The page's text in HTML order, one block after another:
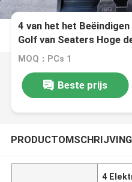
4 van het het
Golf van Seaters Hoge
Klantgerichte Kleur
MOQ：PCs 1
Beste prijs
PRODUCTOMSCHRIJVING
4